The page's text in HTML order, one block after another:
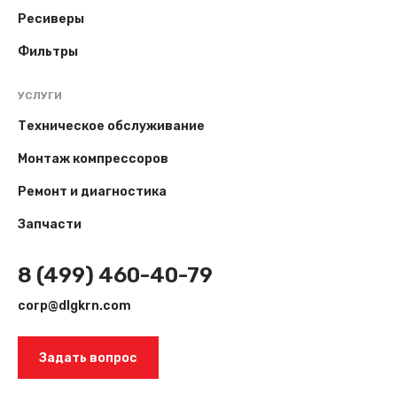
Ресиверы
Фильтры
УСЛУГИ
Техническое обслуживание
Монтаж компрессоров
Ремонт и диагностика
Запчасти
8 (499) 460-40-79
corp@dlgkrn.com
Задать вопрос